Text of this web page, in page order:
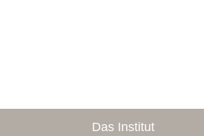
Das Institut